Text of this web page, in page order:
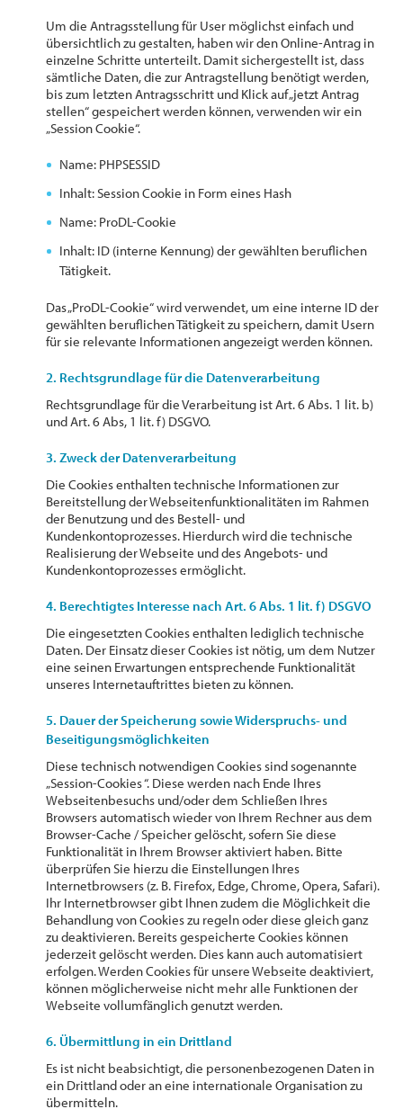
Um die Antragsstellung für User möglichst einfach und
übersichtlich zu gestalten, haben wir den Online-Antrag in
einzelne Schritte unterteilt. Damit sichergestellt ist, dass
sämtliche Daten, die zur Antragstellung benötigt werden,
bis zum letzten Antragsschritt und Klick auf „jetzt Antrag
stellen“ gespeichert werden können, verwenden wir ein
„Session Cookie“.
Name: PHPSESSID
Inhalt: Session Cookie in Form eines Hash
Name: ProDL-Cookie
Inhalt: ID (interne Kennung) der gewählten beruflichen
Tätigkeit.
Das „ProDL-Cookie“ wird verwendet, um eine interne ID der
gewählten beruflichen Tätigkeit zu speichern, damit Usern
für sie relevante Informationen angezeigt werden können.
2. Rechtsgrundlage für die Datenverarbeitung
Rechtsgrundlage für die Verarbeitung ist Art. 6 Abs. 1 lit. b)
und Art. 6 Abs, 1 lit. f) DSGVO.
3. Zweck der Datenverarbeitung
Die Cookies enthalten technische Informationen zur
Bereitstellung der Webseitenfunktionalitäten im Rahmen
der Benutzung und des Bestell- und
Kundenkontoprozesses. Hierdurch wird die technische
Realisierung der Webseite und des Angebots- und
Kundenkontoprozesses ermöglicht.
4. Berechtigtes Interesse nach Art. 6 Abs. 1 lit. f) DSGVO
Die eingesetzten Cookies enthalten lediglich technische
Daten. Der Einsatz dieser Cookies ist nötig, um dem Nutzer
eine seinen Erwartungen entsprechende Funktionalität
unseres Internetauftrittes bieten zu können.
5. Dauer der Speicherung sowie Widerspruchs- und
Beseitigungsmöglichkeiten
Diese technisch notwendigen Cookies sind sogenannte
„Session-Cookies “. Diese werden nach Ende Ihres
Webseitenbesuchs und/oder dem Schließen Ihres
Browsers automatisch wieder von Ihrem Rechner aus dem
Browser-Cache / Speicher gelöscht, sofern Sie diese
Funktionalität in Ihrem Browser aktiviert haben. Bitte
überprüfen Sie hierzu die Einstellungen Ihres
Internetbrowsers (z. B. Firefox, Edge, Chrome, Opera, Safari).
Ihr Internetbrowser gibt Ihnen zudem die Möglichkeit die
Behandlung von Cookies zu regeln oder diese gleich ganz
zu deaktivieren. Bereits gespeicherte Cookies können
jederzeit gelöscht werden. Dies kann auch automatisiert
erfolgen. Werden Cookies für unsere Webseite deaktiviert,
können möglicherweise nicht mehr alle Funktionen der
Webseite vollumfänglich genutzt werden.
6. Übermittlung in ein Drittland
Es ist nicht beabsichtigt, die personenbezogenen Daten in
ein Drittland oder an eine internationale Organisation zu
übermitteln.